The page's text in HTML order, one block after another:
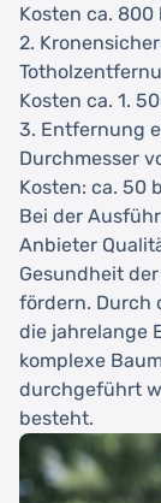
Kosten ca. 800
2.
Kosten ca. 1.
3. Entfernung
Durchmesser
Kosten: ca. 50
Bei der
Anbieter
Gesundheit
fördern. Durch
die jahrelange
komplexe
durchgeführt
besteht.